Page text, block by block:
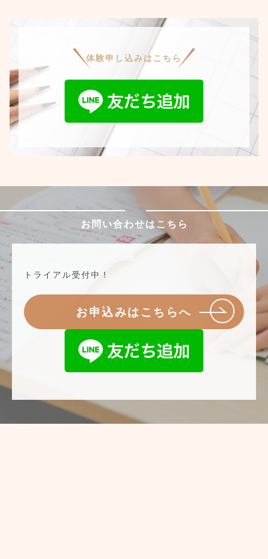
体験申し込みはこちら
お問い合わせはこちら
トライアル受付中！
お申込みはこちらへ